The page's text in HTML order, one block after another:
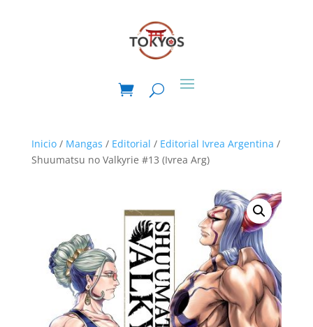
Inicio/ Mangas / Editorial / Editorial Ivrea Argentina /
Shuumatsu no Valkyrie #13 (Ivrea Arg)